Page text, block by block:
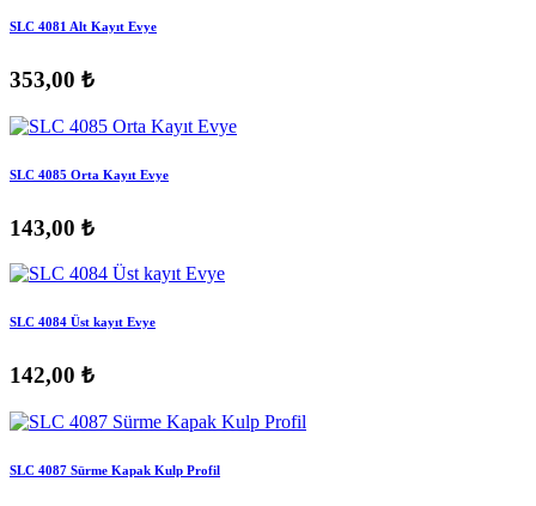
SLC 4081 Alt Kayıt Evye
353,00 ₺
SLC 4085 Orta Kayıt Evye
143,00 ₺
SLC 4084 Üst kayıt Evye
142,00 ₺
SLC 4087 Sürme Kapak Kulp Profil